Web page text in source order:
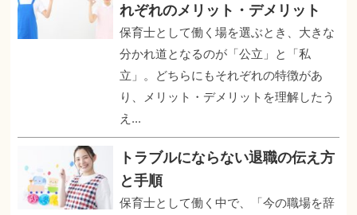
れぞれのメリット・デメリット
保育士として働く場を選ぶとき、大きな
分かれ道となるのが「公立」と「私
立」。どちらにもそれぞれの特徴があ
り、メリット・デメリットを理解したう
え...
トラブルにならない退職の伝え方
と手順
保育士として働く中で、「今の職場を辞